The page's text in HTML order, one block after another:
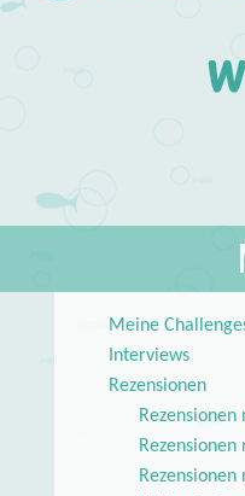
Meine
Interviews
Rezensionen
Rezensionen
Rezensionen